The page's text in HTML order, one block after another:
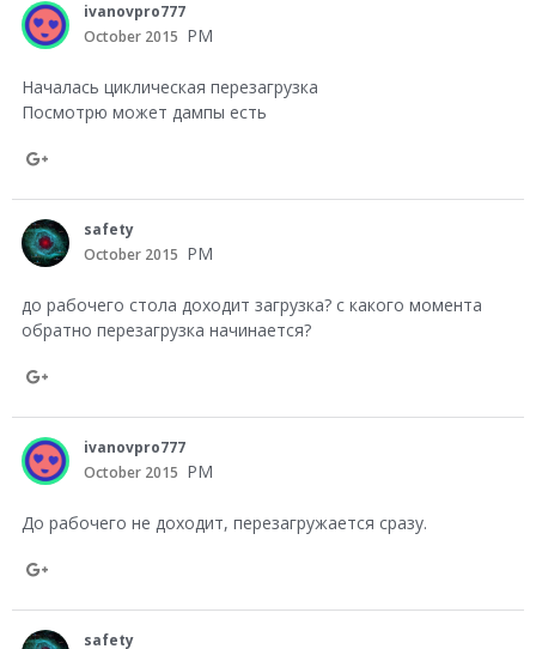
a
n
o
g
e
+
ivanovpro777
October 2015 PM
Началась циклическая перезагрузка
Посмотрю может дампы есть
a
e
n
o
g
l
e
+
safety
October 2015 PM
до рабочего стола доходит загрузка? с какого момента
обратно перезагрузка начинается?
a
e
o
n
G
ivanovpro777
October 2015 PM
До рабочего не доходит, перезагружается сразу.
safety